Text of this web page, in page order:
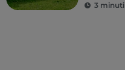
3 minuti